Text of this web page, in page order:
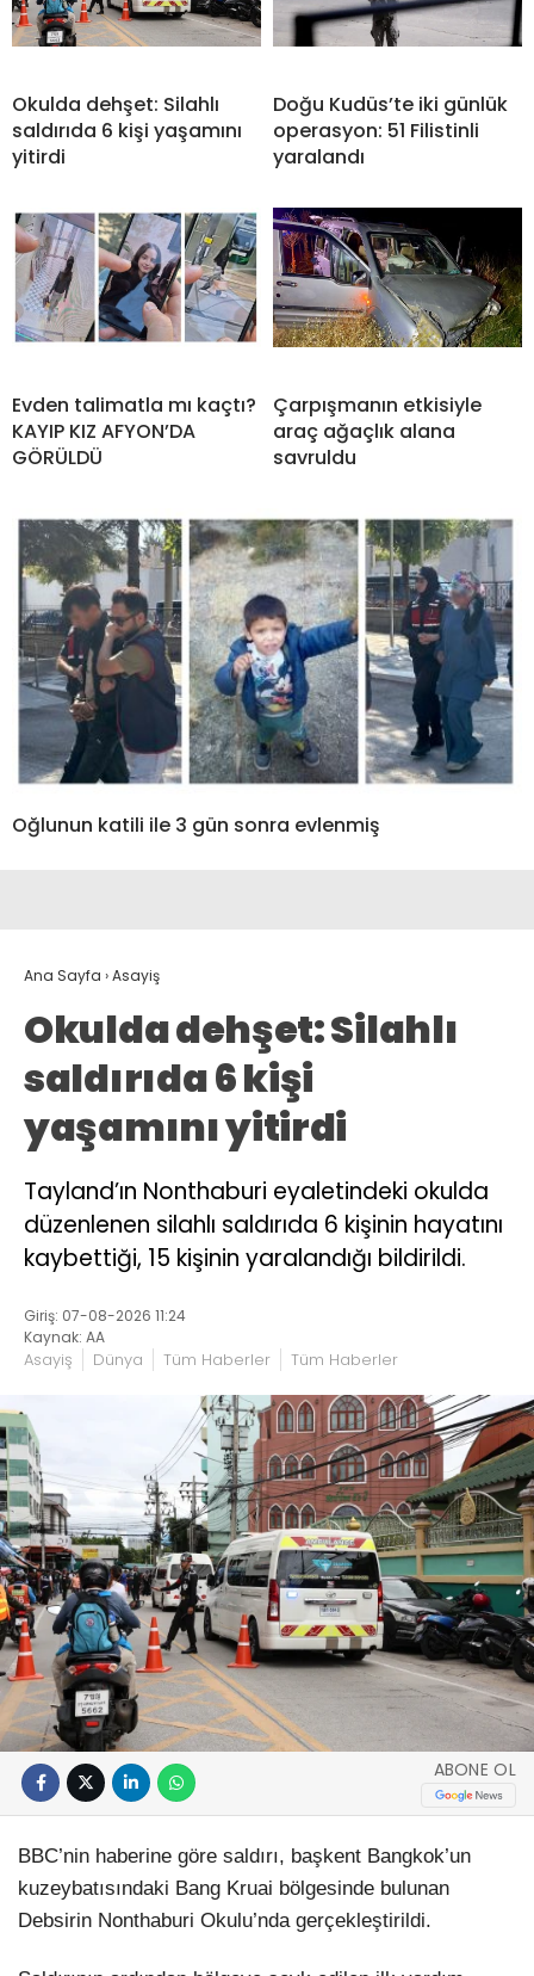
Okulda dehşet: Silahlı
saldırıda 6 kişi yaşamını
yitirdi
Doğu Kudüs’te iki günlük
operasyon: 51 Filistinli
yaralandı
Evden talimatla mı kaçtı?
KAYIP KIZ AFYON’DA
GÖRÜLDÜ
Çarpışmanın etkisiyle
araç ağaçlık alana
savruldu
Oğlunun katili ile 3 gün sonra evlenmiş
Ana Sayfa ›Asayiş
Okulda dehşet: Silahlı
saldırıda 6 kişi
yaşamını yitirdi
Tayland’ın Nonthaburi eyaletindeki okulda
düzenlenen silahlı saldırıda 6 kişinin hayatını
kaybettiği, 15 kişinin yaralandığı bildirildi.
Giriş: 07-08-2026 11:24
Kaynak: AA
Asayiş Dünya Tüm Haberler Tüm Haberler
ABONE OL
BBC’nin haberine göre saldırı, başkent Bangkok’un
kuzeybatısındaki Bang Kruai bölgesinde bulunan
Debsirin Nonthaburi Okulu’nda gerçekleştirildi.